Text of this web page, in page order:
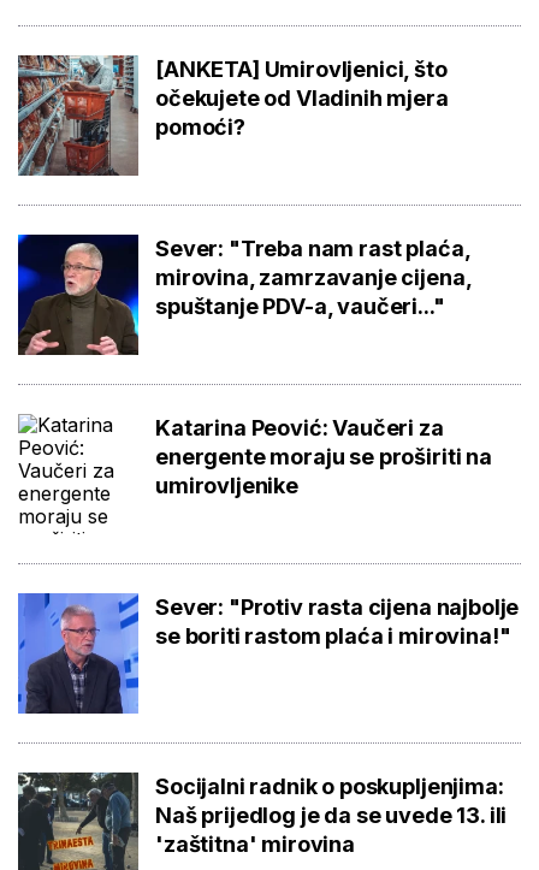
[ANKETA] Umirovljenici, što
očekujete od Vladinih mjera
pomoći?
Sever: "Treba nam rast plaća,
mirovina, zamrzavanje cijena,
spuštanje PDV-a, vaučeri..."
Katarina Peović: Vaučeri za
energente moraju se proširiti na
umirovljenike
Sever: "Protiv rasta cijena najbolje
se boriti rastom plaća i mirovina!"
Socijalni radnik o poskupljenjima:
Naš prijedlog je da se uvede 13. ili
'zaštitna' mirovina